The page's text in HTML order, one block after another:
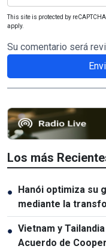
This site is protected by
apply.
Su comentario será
Los más
● Hanói optimiza su
mediante la
● Vietnam y
Acuerdo de